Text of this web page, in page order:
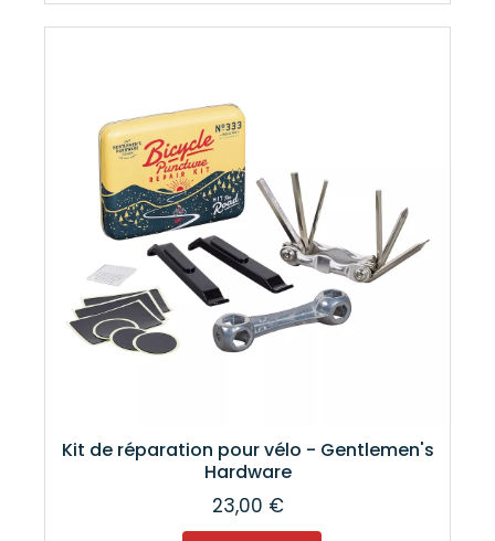
Kit de réparation pour vélo - Gentlemen's
Hardware
23,00 €